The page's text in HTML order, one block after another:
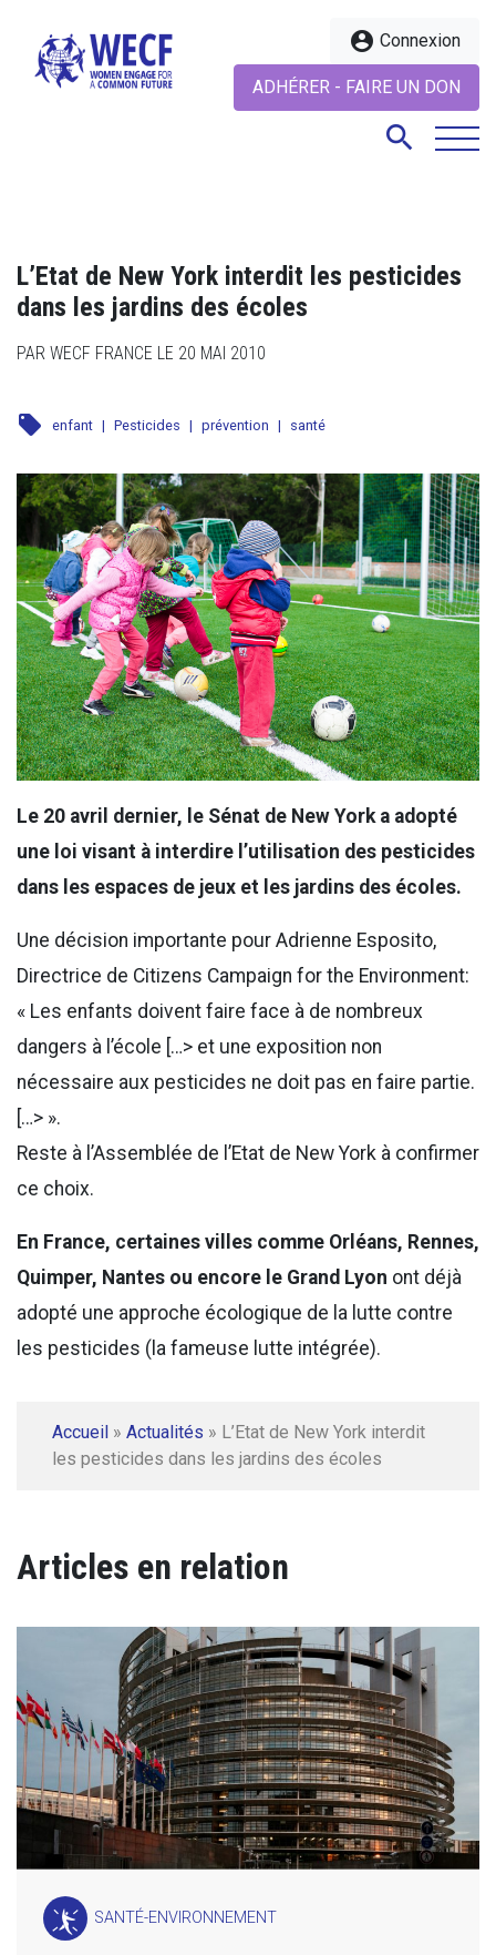
account_circle Connexion
ADHÉRER - FAIRE UN DON
search
search
L’Etat de New York interdit les pesticides
dans les jardins des écoles
PAR WECF FRANCE LE 20 MAI 2010
local_offer enfant | Pesticides | prévention | santé
Le 20 avril dernier, le Sénat de New York a adopté
une loi visant à interdire l’utilisation des pesticides
dans les espaces de jeux et les jardins des écoles.
Une décision importante pour Adrienne Esposito,
Directrice de Citizens Campaign for the Environment:
« Les enfants doivent faire face à de nombreux
dangers à l’école […> et une exposition non
nécessaire aux pesticides ne doit pas en faire partie.
[…> ».
Reste à l’Assemblée de l’Etat de New York à confirmer
ce choix.
En France, certaines villes comme Orléans, Rennes,
Quimper, Nantes ou encore le Grand Lyon ont déjà
adopté une approche écologique de la lutte contre
les pesticides (la fameuse lutte intégrée).
Accueil » Actualités » L’Etat de New York interdit
les pesticides dans les jardins des écoles
Articles en relation
SANTÉ-ENVIRONNEMENT